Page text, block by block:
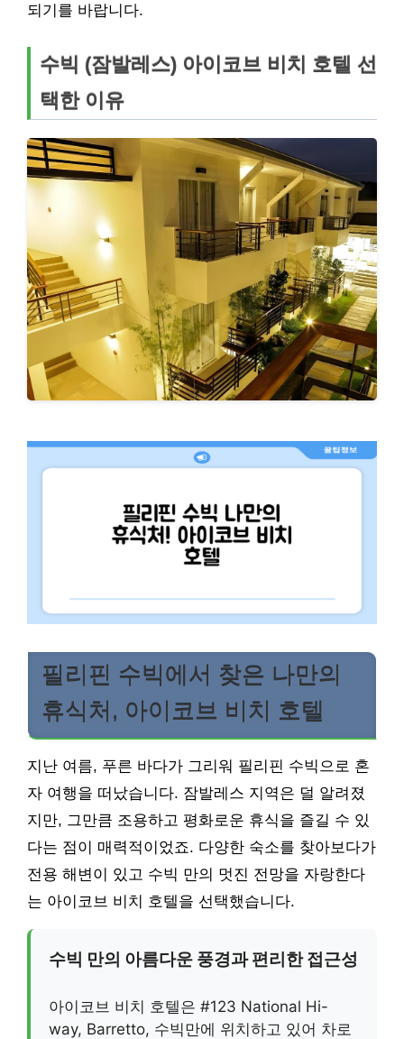
되기를 바랍니다.
수빅 (잠발레스) 아이코브 비치 호텔 선
택한 이유
필리핀 수빅에서 찾은 나만의
휴식처, 아이코브 비치 호텔
지난 여름, 푸른 바다가 그리워 필리핀 수빅으로 혼
자 여행을 떠났습니다. 잠발레스 지역은 덜 알려졌
지만, 그만큼 조용하고 평화로운 휴식을 즐길 수 있
다는 점이 매력적이었죠. 다양한 숙소를 찾아보다가
전용 해변이 있고 수빅 만의 멋진 전망을 자랑한다
는 아이코브 비치 호텔을 선택했습니다.
수빅 만의 아름다운 풍경과 편리한 접근성
아이코브 비치 호텔은 #123 National Hi-
way, Barretto, 수빅만에 위치하고 있어 차로